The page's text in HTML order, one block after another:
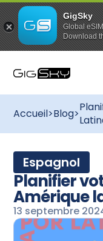
GigSky
Global
Download
Accueil>Blog>
Espagnol
Planifier
Amérique
13 septembre